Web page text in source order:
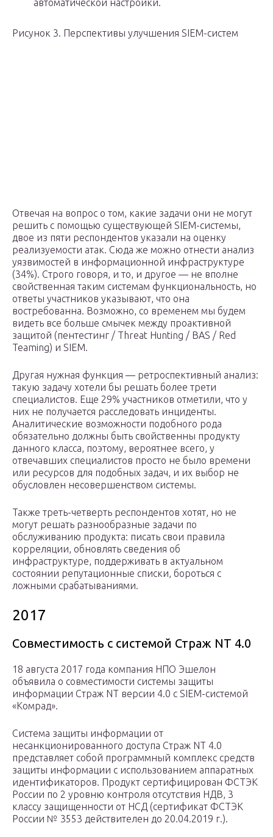
автоматической настройки.
Рисунок 3. Перспективы улучшения SIEM-систем
Отвечая на вопрос о том, какие задачи они не могут
решить с помощью существующей SIEM-системы,
двое из пяти респондентов указали на оценку
реализуемости атак. Сюда же можно отнести анализ
уязвимостей в информационной инфраструктуре
(34%). Строго говоря, и то, и другое — не вполне
свойственная таким системам функциональность, но
ответы участников указывают, что она
востребованна. Возможно, со временем мы будем
видеть все больше смычек между проактивной
защитой (пентестинг / Threat Hunting / BAS / Red
Teaming) и SIEM.
Другая нужная функция — ретроспективный анализ:
такую задачу хотели бы решать более трети
специалистов. Еще 29% участников отметили, что у
них не получается расследовать инциденты.
Аналитические возможности подобного рода
обязательно должны быть свойственны продукту
данного класса, поэтому, вероятнее всего, у
отвечавших специалистов просто не было времени
или ресурсов для подобных задач, и их выбор не
обусловлен несовершенством системы.
Также треть-четверть респондентов хотят, но не
могут решать разнообразные задачи по
обслуживанию продукта: писать свои правила
корреляции, обновлять сведения об
инфраструктуре, поддерживать в актуальном
состоянии репутационные списки, бороться с
ложными срабатываниями.
2017
Совместимость с системой Страж NT 4.0
18 августа 2017 года компания НПО Эшелон
объявила о совместимости системы защиты
информации Страж NТ версии 4.0 с SIEM-системой
«Комрад».
Система защиты информации от
несанкционированного доступа Страж NТ 4.0
представляет собой программный комплекс средств
защиты информации с использованием аппаратных
идентификаторов. Продукт сертифицирован ФСТЭК
России по 2 уровню контроля отсутствия НДВ, 3
классу защищенности от НСД (сертификат ФСТЭК
России № 3553 действителен до 20.04.2019 г.).